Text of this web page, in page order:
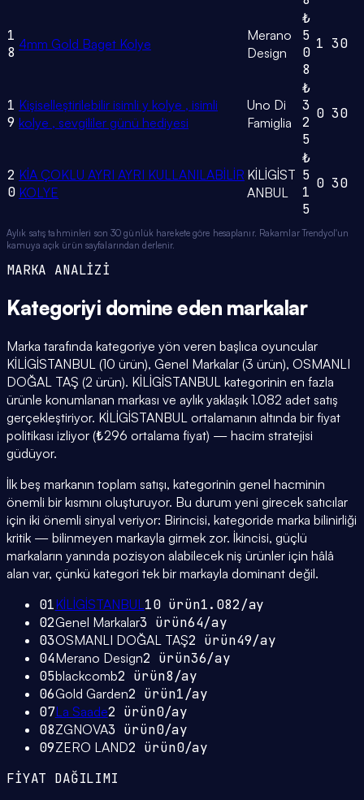
1
8 4mm Gold Baget Kolye
Merano
Design
₺
5
0
8
1 30
1
9
Kişiselleştirilebilir isimli y kolye , isimli
kolye , sevgililer günü hediyesi
Uno Di
Famiglia
₺
3
2
5
0 30
2
0
KİA ÇOKLU AYRI AYRI KULLANILABİLİR
KOLYE
KİLİGİST
ANBUL
₺
5
1
5
0 30
Aylık satış tahminleri son 30 günlük harekete göre hesaplanır. Rakamlar Trendyol'un
kamuya açık ürün sayfalarından derlenir.
MARKA ANALİZİ
Kategoriyi domine eden markalar
Marka tarafında kategoriye yön veren başlıca oyuncular
KİLİGİSTANBUL (10 ürün), Genel Markalar (3 ürün), OSMANLI
DOĞAL TAŞ (2 ürün). KİLİGİSTANBUL kategorinin en fazla
ürünle konumlanan markası ve aylık yaklaşık 1.082 adet satış
gerçekleştiriyor. KİLİGİSTANBUL ortalamanın altında bir fiyat
politikası izliyor (₺296 ortalama fiyat) — hacim stratejisi
güdüyor.
İlk beş markanın toplam satışı, kategorinin genel hacminin
önemli bir kısmını oluşturuyor. Bu durum yeni girecek satıcılar
için iki önemli sinyal veriyor: Birincisi, kategoride marka bilinirliği
kritik — bilinmeyen markayla girmek zor. İkincisi, güçlü
markaların yanında pozisyon alabilecek niş ürünler için hâlâ
alan var, çünkü kategori tek bir markayla dominant değil.
01KİLİGİSTANBUL10ürün1.082/ay
02Genel Markalar3 ürün64/ay
03OSMANLI DOĞAL TAŞ2 ürün49/ay
04Merano Design2 ürün36/ay
05blackcomb2 ürün8/ay
06Gold Garden2 ürün1/ay
07La Saade2 ürün0/ay
08ZGNOVA3 ürün0/ay
09ZERO LAND2 ürün0/ay
FİYAT DAĞILIMI